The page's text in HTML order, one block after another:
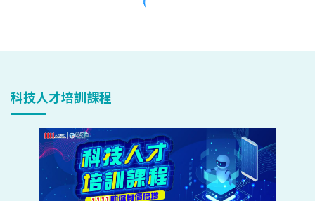
科技人才培訓課程